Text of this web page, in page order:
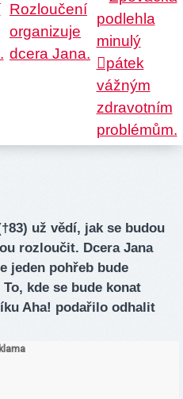
už vědí, jak se budou
rozloučit. Dcera Jana
jeden pohřeb bude
kde se bude konat
Aha! podařilo odhalit